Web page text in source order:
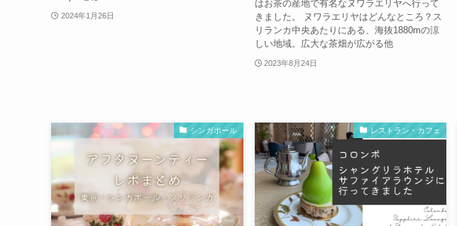
2024年1月26日
はお茶の産地で有名なヌワラエリヤへ行って
きました。 ヌワラエリヤはどんなところ？ス
リランカ中央あたりにある、海抜1880mの涼
しい地域。広大な茶畑が広がる他
2023年8月24日
シンガポール レストラン・カフェ